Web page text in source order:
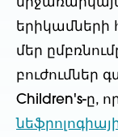
երիկամների
մեր
բուժումներ
Children's-ը,